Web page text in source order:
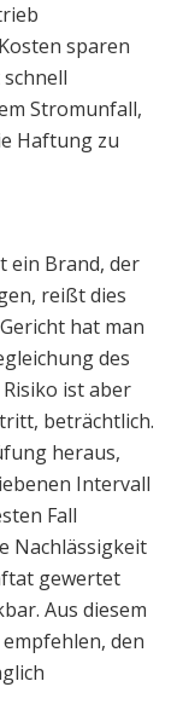
sparen
Stromunfall,
Haftung zu
ein Brand, der
reißt dies
hat man
des
ist aber
beträchtlich.
heraus,
Intervall
Fall
Nachlässigkeit
gewertet
Aus diesem
den